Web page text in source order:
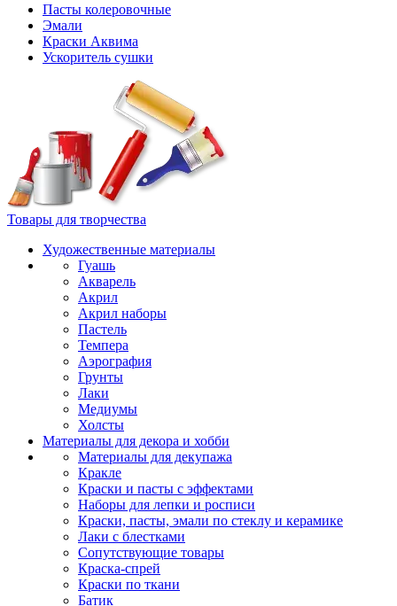
Пасты колеровочные
Эмали
Краски Аквима
Ускоритель сушки
Товары для творчества
Художественные материалы
Гуашь
Акварель
Акрил
Акрил наборы
Пастель
Темпера
Аэрография
Грунты
Лаки
Медиумы
Холсты
Материалы для декора и хобби
Материалы для декупажа
Кракле
Краски и пасты с эффектами
Наборы для лепки и росписи
Краски, пасты, эмали по стеклу и керамике
Лаки с блестками
Сопутствующие товары
Краска-спрей
Краски по ткани
Батик